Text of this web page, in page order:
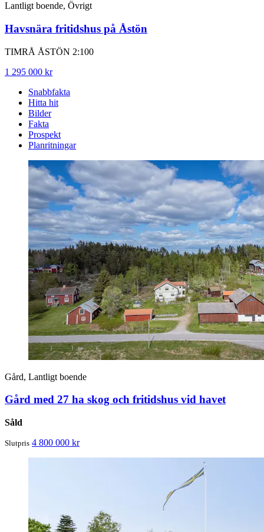
Lantligt boende, Övrigt
Havsnära fritidshus på Åstön
TIMRÅ ÅSTÖN 2:100
1 295 000 kr
Snabbfakta
Hitta hit
Bilder
Fakta
Prospekt
Planritningar
Gård, Lantligt boende
Gård med 27 ha skog och fritidshus vid havet
Såld
Slutpris 4 800 000 kr